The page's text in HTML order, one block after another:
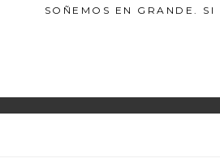
SOÑEMOS EN GRANDE.